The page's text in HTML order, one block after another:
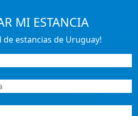
MI ESTANCIA
de estancias de Uruguay!